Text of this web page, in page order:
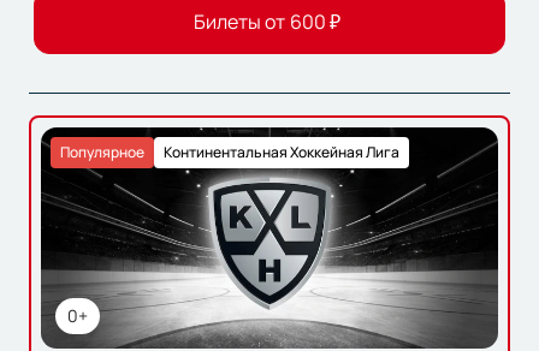
Билеты от 600₽
0+
Континентальная Хоккейная Лига
Популярное